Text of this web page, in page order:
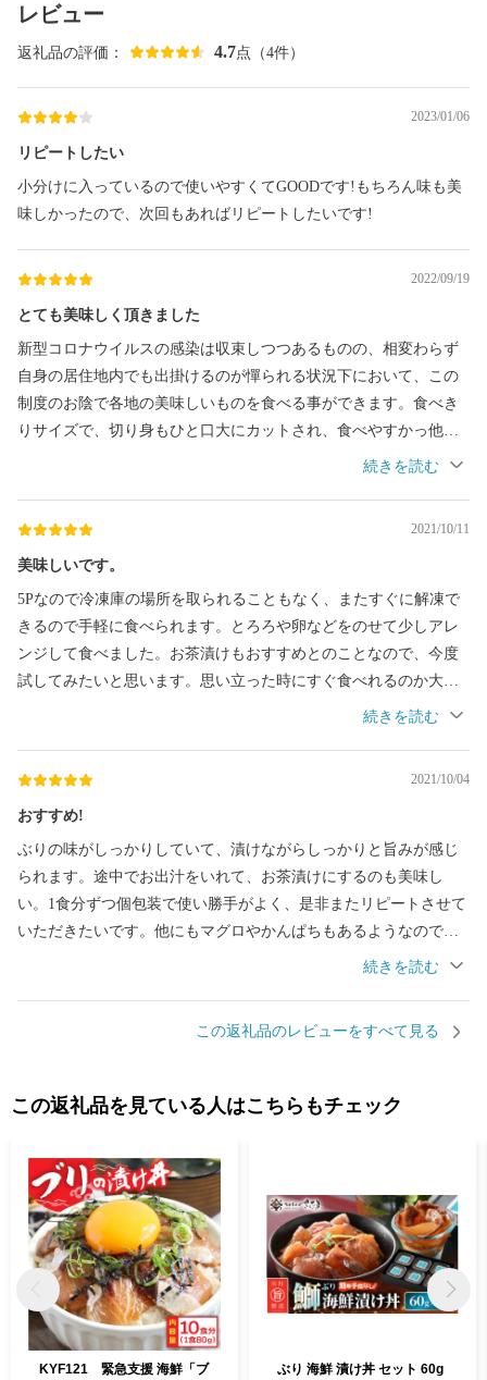
レビュー
返礼品の評価： 4.7点（4件）
2023/01/06
リピートしたい
小分けに入っているので使いやすくてGOODです!もちろん味も美
味しかったので、次回もあればリピートしたいです!
2022/09/19
とても美味しく頂きました
新型コロナウイルスの感染は収束しつつあるものの、相変わらず
自身の居住地内でも出掛けるのが憚られる状況下において、この
制度のお陰で各地の美味しいものを食べる事ができます。食べき
りサイズで、切り身もひと口大にカットされ、食べやすかっ他で
す。味付けも自分的には濃すぎないと思います。すっかりリピー
2021/10/11
美味しいです。
5Pなので冷凍庫の場所を取られることもなく、またすぐに解凍で
きるので手軽に食べられます。とろろや卵などをのせて少しアレ
ンジして食べました。お茶漬けもおすすめとのことなので、今度
試してみたいと思います。思い立った時にすぐ食べれるのか大変
2021/10/04
おすすめ!
ぶりの味がしっかりしていて、漬けながらしっかりと旨みが感じ
られます。途中でお出汁をいれて、お茶漬けにするのも美味し
い。1食分ずつ個包装で使い勝手がよく、是非またリピートさせて
いただきたいです。他にもマグロやかんぱちもあるようなので、
この返礼品のレビューをすべて見る
この返礼品を見ている人はこちらもチェック
KYF121 緊急支援 海鮮「ブ
ぶり 海鮮 漬け丼 セット 60g